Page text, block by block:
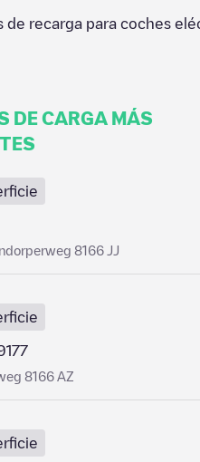
de recarga para coches
DE CARGA MÁS
8166 JJ
8166 AZ